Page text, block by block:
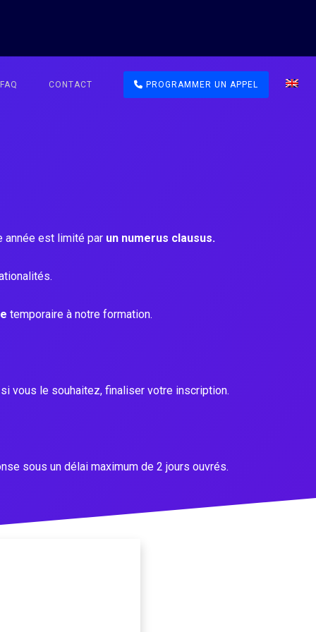
FAQ CONTACT PROGRAMMER UN APPEL
année est limité par un numerus clausus.
temporaire à notre formation.
vous le souhaitez, finaliser votre inscription.
sous un délai maximum de 2 jours ouvrés.